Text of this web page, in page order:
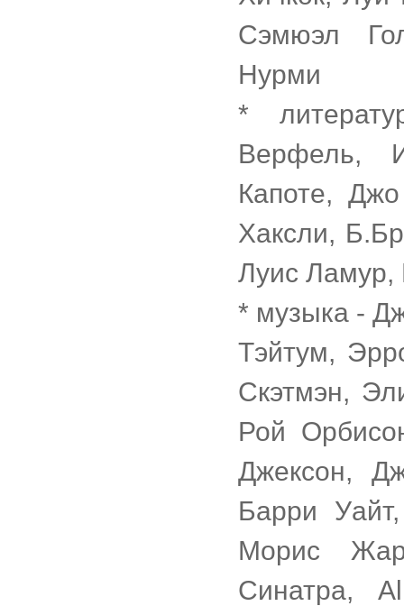
Сэмюэл
Нурми
*
Верфель,
Капоте,
Хаксли,
Луис Ламур,
* музыка -
Тэйтум,
Скэтмэн,
Рой
Джексон,
Барри
Морис
Синатра,